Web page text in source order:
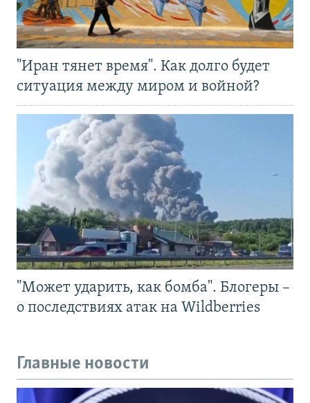
"Иран тянет время". Как долго будет
ситуация между миром и войной?
"Может ударить, как бомба". Блогеры –
о последствиях атак на Wildberries
Главные новости